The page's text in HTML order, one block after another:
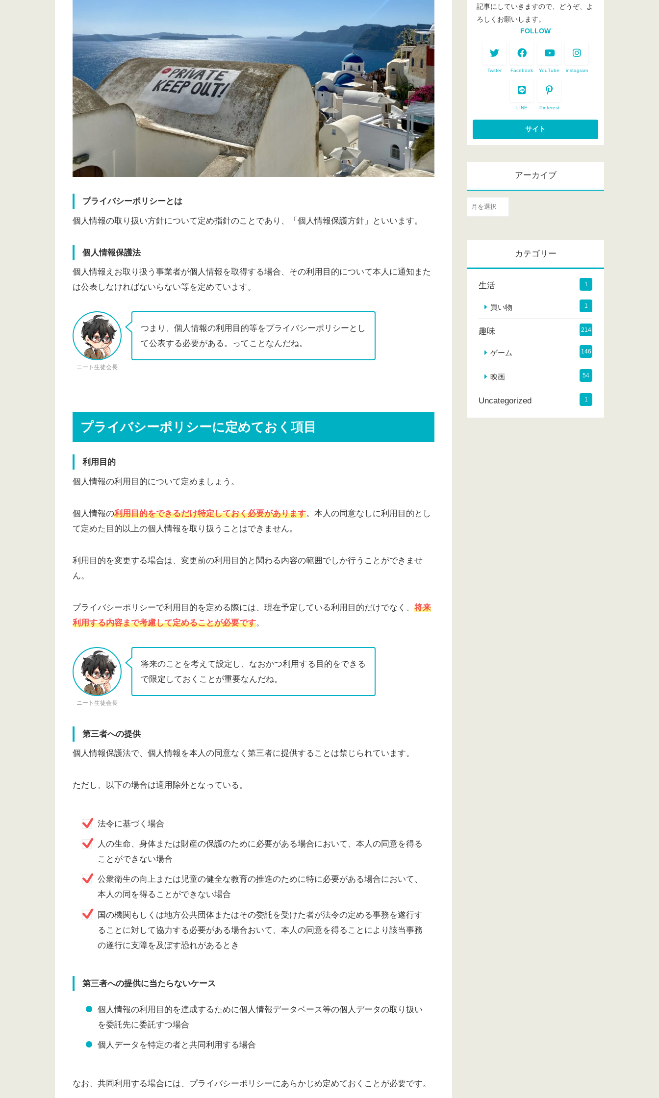
プライバシーポリシーとは
個人情報の取り扱い方針について定め指針のことであり、「個人情報保護方針」といいます。
個人情報保護法
個人情報えお取り扱う事業者が個人情報を取得する場合、その利用目的について本人に通知また
は公表しなければないらない等を定めています。
ニート生徒会長
つまり、個人情報の利用目的等をプライバシーポリシーとし
て公表する必要がある。ってことなんだね。
プライバシーポリシーに定めておく項目
利用目的
個人情報の利用目的について定めましょう。
個人情報の利用目的をできるだけ特定しておく必要があります。本人の同意なしに利用目的とし
て定めた目的以上の個人情報を取り扱うことはできません。
利用目的を変更する場合は、変更前の利用目的と関わる内容の範囲でしか行うことができませ
ん。
プライバシーポリシーで利用目的を定める際には、現在予定している利用目的だけでなく、将来
利用する内容まで考慮して定めることが必要です。
ニート生徒会長
将来のことを考えて設定し、なおかつ利用する目的をできる
で限定しておくことが重要なんだね。
第三者への提供
個人情報保護法で、個人情報を本人の同意なく第三者に提供することは禁じられています。
ただし、以下の場合は適用除外となっている。
法令に基づく場合
人の生命、身体または財産の保護のために必要がある場合において、本人の同意を得る
ことができない場合
公衆衛生の向上または児童の健全な教育の推進のために特に必要がある場合において、
本人の同を得ることができない場合
国の機関もしくは地方公共団体またはその委託を受けた者が法令の定める事務を遂行す
ることに対して協力する必要がある場合おいて、本人の同意を得ることにより該当事務
の遂行に支障を及ぼす恐れがあるとき
第三者への提供に当たらないケース
個人情報の利用目的を達成するために個人情報データベース等の個人データの取り扱い
を委託先に委託すつ場合
個人データを特定の者と共同利用する場合
なお、共同利用する場合には、プライバシーポリシーにあらかじめ定めておくことが必要です。
記事にしていきますので、どうぞ、よ
ろしくお願いします。
FOLLOW
Twitter Facebook YouTube instagram
LINE Pinterest
アーカイブ
ア
ー
イ
カテゴリー
生活 1
買い物 1
趣味 214
ゲーム 146
映画 54
Uncategorized 1